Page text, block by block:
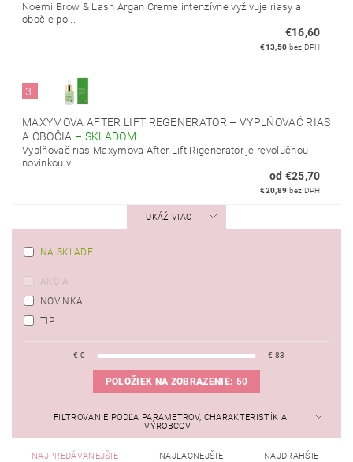
Noemi Brow & Lash Argan Creme intenzívne vyživuje riasy a
obočie po...
€16,60
€13,50 bez DPH
3.
MAXYMOVA AFTER LIFT REGENERATOR – VYPLŇOVAČ RIAS
A OBOČIA – SKLADOM
Vyplňovač rias Maxymova After Lift Rigenerator je revolučnou
novinkou v...
od €25,70
€20,89 bez DPH
UKÁŽ VIAC
NA SKLADE
AKCIA
NOVINKA
TIP
€ 0 € 83
POLOŽIEK NA ZOBRAZENIE: 50
FILTROVANIE PODĽA PARAMETROV, CHARAKTERISTÍK A
VÝROBCOV
NAJPREDÁVANEJŠIE NAJLACNEJŠIE NAJDRAHŠIE